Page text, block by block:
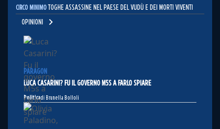
CIRCO MINIMO TOGHE ASSASSINE NEL PAESE DEL VUDÙ E DEI MORTI VIVENTI
OPINIONI
PARAGON
LUCA CASARINI? FU IL GOVERNO M5S A FARLO SPIARE
Politicadi Brunella Bolloli